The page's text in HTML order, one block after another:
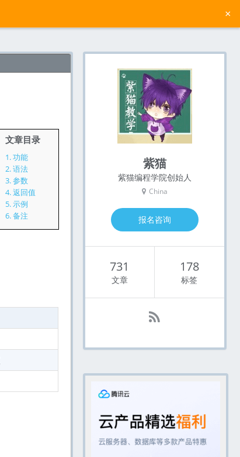
×
紫猫
紫猫编程学院创始人
China
报名咨询
731
文章
178
标签
文章目录
1.功能
2.语法
3.参数
4.返回值
5.示例
6.备注